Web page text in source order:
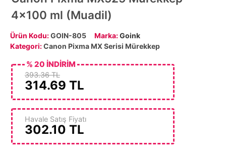
4x100 ml (Muadil)
Ürün Kodu:GOIN-805 Marka:Goink
Kategori:Canon Pixma MX Serisi Mürekkep
393.36 TL
314.69 TL
% 20 İNDİRİM
Havale Satış Fiyatı
302.10 TL